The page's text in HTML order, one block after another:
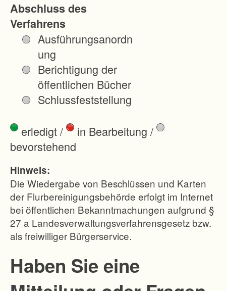
Abschluss des
Verfahrens
Ausführungsanordn
ung
Berichtigung der
öffentlichen Bücher
Schlussfeststellung
erledigt/ in Bearbeitung /
bevorstehend
Hinweis:
Die Wiedergabe von Beschlüssen und Karten
der Flurbereinigungsbehörde erfolgt im Internet
bei öffentlichen Bekanntmachungen aufgrund §
27 a Landesverwaltungsverfahrensgesetz bzw.
als freiwilliger Bürgerservice.
Haben Sie eine